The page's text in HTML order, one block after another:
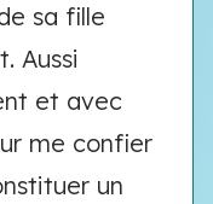
sa fille
Aussi
et avec
me confier
un